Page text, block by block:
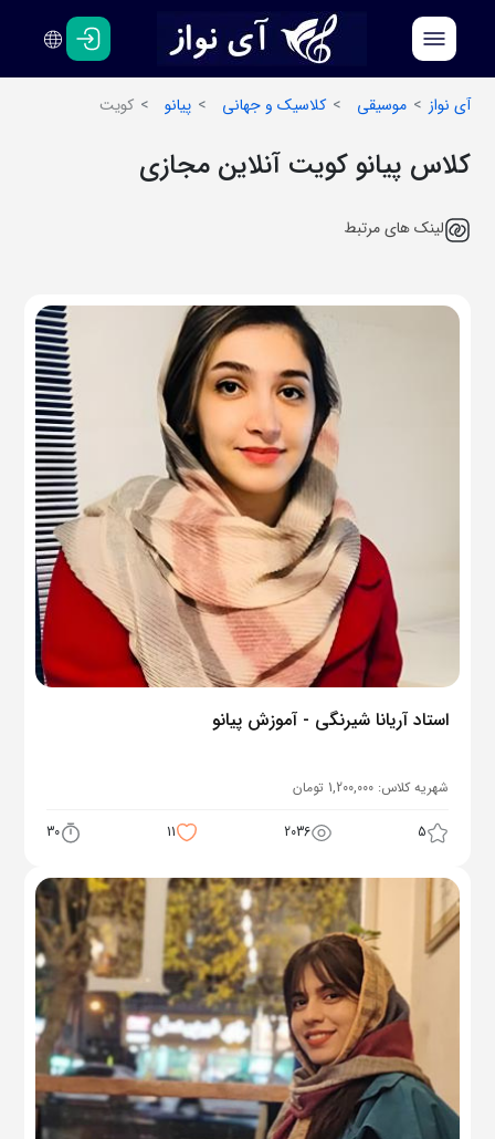
فارسی
انگلیسی
آی نواز
موسیقی کلاسیک و جهانی پیانو کویت
کلاس پیانو کویت آنلاین مجازی
لینک های مرتبط
استاد آریانا شیرنگی - آموزش پیانو
شهریه کلاس: 1,200,000 تومان
5
2036
11
30